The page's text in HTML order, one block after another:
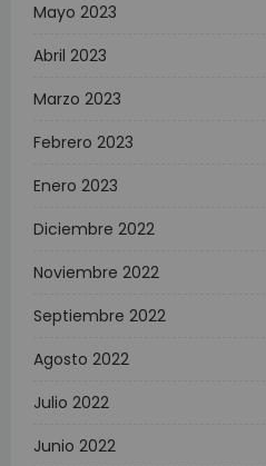
Mayo 2023
Abril 2023
Marzo 2023
Febrero 2023
Enero 2023
Diciembre 2022
Noviembre 2022
Septiembre 2022
Agosto 2022
Julio 2022
Junio 2022